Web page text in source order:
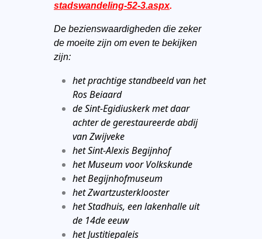
stadswandeling-52-3.aspx.
De bezienswaardigheden die zeker
de moeite zijn om even te bekijken
zijn:
het prachtige standbeeld van het
Ros Beiaard
de Sint-Egidiuskerk met daar
achter de gerestaureerde abdij
van Zwijveke
het Sint-Alexis Begijnhof
het Museum voor Volkskunde
het Begijnhofmuseum
het Zwartzusterklooster
het Stadhuis, een lakenhalle uit
de 14de eeuw
het Justitiepaleis